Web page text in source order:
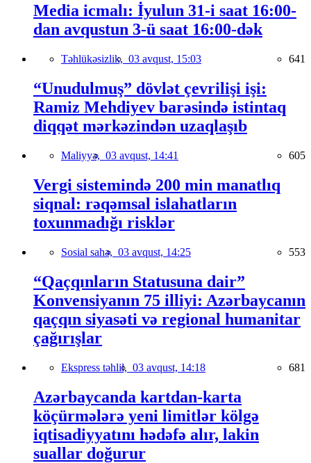
Media icmalı: İyulun 31-i saat 16:00-
dan avqustun 3-ü saat 16:00-dək
Təhlükəsizlik, 03 avqust, 15:03 641
“Unudulmuş” dövlət çevrilişi işi:
Ramiz Mehdiyev barəsində istintaq
diqqət mərkəzindən uzaqlaşıb
Maliyyə, 03 avqust, 14:41 605
Vergi sistemində 200 min manatlıq
siqnal: rəqəmsal islahatların
toxunmadığı risklər
Sosial sahə, 03 avqust, 14:25 553
“Qaçqınların Statusuna dair”
Konvensiyanın 75 illiyi: Azərbaycanın
qaçqın siyasəti və regional humanitar
çağırışlar
Ekspress təhlil, 03 avqust, 14:18 681
Azərbaycanda kartdan-karta
köçürmələrə yeni limitlər kölgə
iqtisadiyyatını hədəfə alır, lakin
suallar doğurur